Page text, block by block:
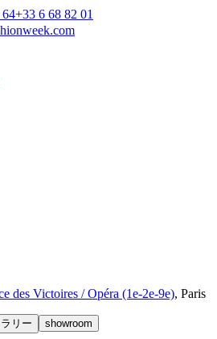
+33 6 68 82 01
des Victoires / Opéra (1e-2e-9e), Paris
リー showroom